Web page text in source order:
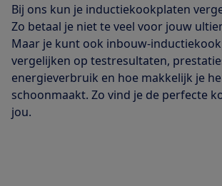
Bij ons kun je inductiekookplaten
Zo betaal je niet te veel voor jouw
Maar je kunt ook inbouw-
vergelijken op testresultaten,
energieverbruik en hoe makkelijk je
schoonmaakt. Zo vind je de perfecte
jou.